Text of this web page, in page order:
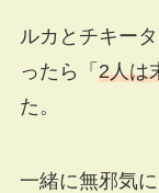
ルカとチキー
ったら「 2人は
た。
一緒に無邪気